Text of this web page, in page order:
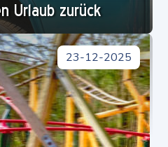
Urlaub zurück
23-12-2025